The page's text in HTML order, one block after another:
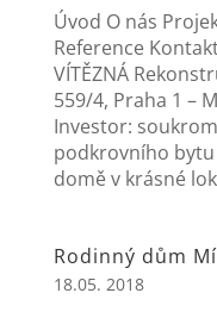
Úvod O nás
Reference
VÍTĚZNÁ
559/4, Praha 1 –
Investor:
podkrovního
domě v krásné
Rodinný dům
18.05. 2018